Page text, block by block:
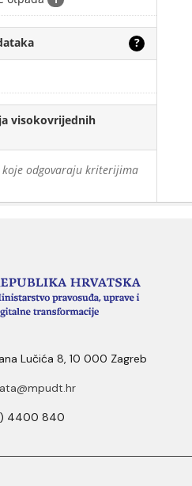
?
visokovrijednih
koje odgovaraju kriterijima